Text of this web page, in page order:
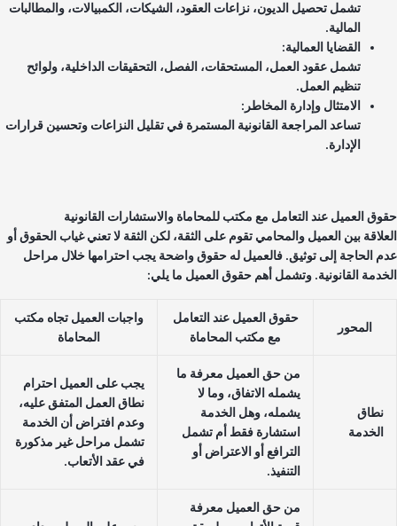
تشمل تحصيل الديون، نزاعات العقود، الشيكات، الكمبيالات، والمطالبات
المالية.
القضايا العمالية:
تشمل عقود العمل، المستحقات، الفصل، التحقيقات الداخلية، ولوائح
تنظيم العمل.
الامتثال وإدارة المخاطر:
تساعد المراجعة القانونية المستمرة في تقليل النزاعات وتحسين قرارات
الإدارة.
العميل عند التعامل مع مكتب للمحاماة والاستشارات القانونية
بين العميل والمحامي تقوم على الثقة، لكن الثقة لا تعني غياب الحقوق أو
الحاجة إلى توثيق. فالعميل له حقوق واضحة يجب احترامها خلال مراحل
القانونية. وتشمل أهم حقوق العميل ما يلي:
المحور
حقوق العميل عند التعامل
مع مكتب المحاماة
واجبات العميل تجاه مكتب
المحاماة
نطاق
الخدمة
من حق العميل معرفة ما
يشمله الاتفاق، وما لا
يشمله، وهل الخدمة
استشارة فقط أم تشمل
الترافع أو الاعتراض أو
التنفيذ.
يجب على العميل احترام
نطاق العمل المتفق عليه،
وعدم افتراض أن الخدمة
تشمل مراحل غير مذكورة
في عقد الأتعاب.
من حق العميل معرفة